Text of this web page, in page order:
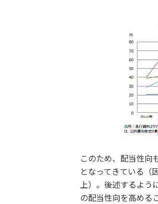
このため、配当性向
となってきている（
上）。後述するよう
の配当性向を高める